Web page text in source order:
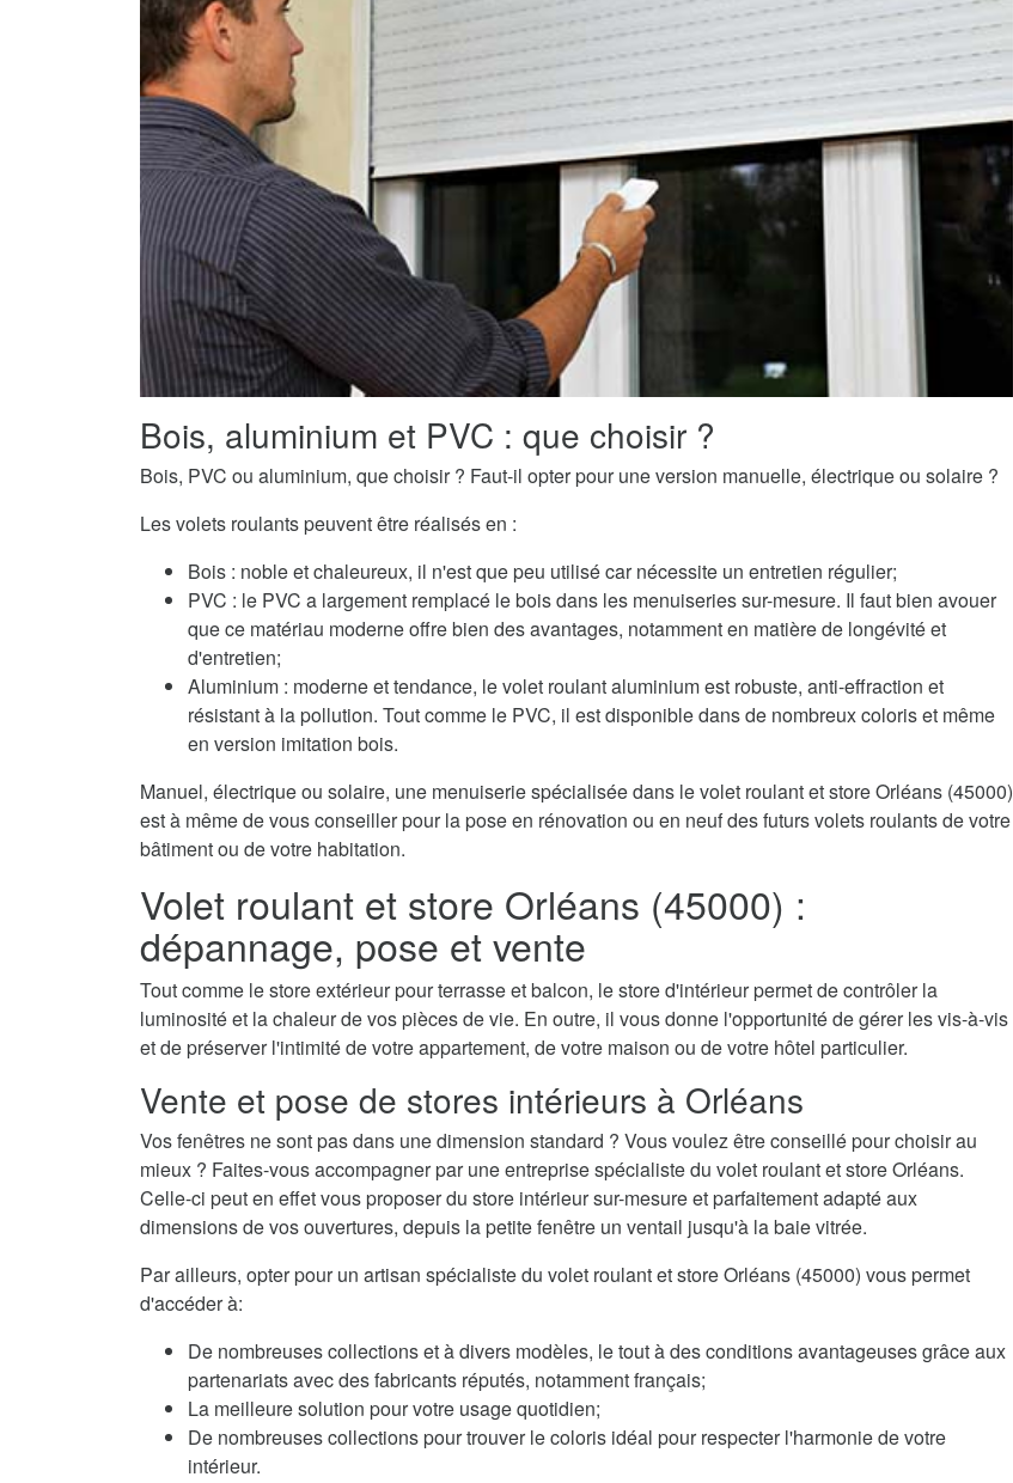
Bois, aluminium et PVC : que choisir ?
Bois, PVC ou aluminium, que choisir ? Faut-il opter pour une version manuelle, électrique ou solaire ?
Les volets roulants peuvent être réalisés en :
Bois : noble et chaleureux, il n'est que peu utilisé car nécessite un entretien régulier;
PVC : le PVC a largement remplacé le bois dans les menuiseries sur-mesure. Il faut bien avouer
que ce matériau moderne offre bien des avantages, notamment en matière de longévité et
d'entretien;
Aluminium : moderne et tendance, le volet roulant aluminium est robuste, anti-effraction et
résistant à la pollution. Tout comme le PVC, il est disponible dans de nombreux coloris et même
en version imitation bois.
Manuel, électrique ou solaire, une menuiserie spécialisée dans le volet roulant et store Orléans (45000)
est à même de vous conseiller pour la pose en rénovation ou en neuf des futurs volets roulants de votre
bâtiment ou de votre habitation.
Volet roulant et store Orléans (45000) :
dépannage, pose et vente
Tout comme le store extérieur pour terrasse et balcon, le store d'intérieur permet de contrôler la
luminosité et la chaleur de vos pièces de vie. En outre, il vous donne l'opportunité de gérer les vis-à-vis
et de préserver l'intimité de votre appartement, de votre maison ou de votre hôtel particulier.
Vente et pose de stores intérieurs à Orléans
Vos fenêtres ne sont pas dans une dimension standard ? Vous voulez être conseillé pour choisir au
mieux ? Faites-vous accompagner par une entreprise spécialiste du volet roulant et store Orléans.
Celle-ci peut en effet vous proposer du store intérieur sur-mesure et parfaitement adapté aux
dimensions de vos ouvertures, depuis la petite fenêtre un ventail jusqu'à la baie vitrée.
Par ailleurs, opter pour un artisan spécialiste du volet roulant et store Orléans (45000) vous permet
d'accéder à:
De nombreuses collections et à divers modèles, le tout à des conditions avantageuses grâce aux
partenariats avec des fabricants réputés, notamment français;
La meilleure solution pour votre usage quotidien;
De nombreuses collections pour trouver le coloris idéal pour respecter l'harmonie de votre
intérieur.